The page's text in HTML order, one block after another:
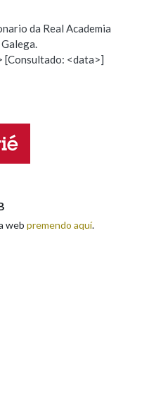
BUSCA
na palabra
da Real Academia
[Consultado: <data>]
web premendo aquí.